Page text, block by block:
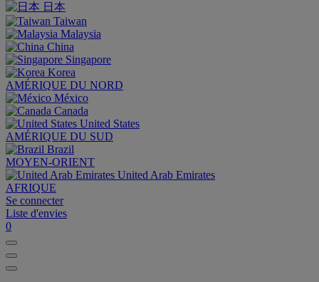
日本
Taiwan
Malaysia
China
Singapore
Korea
AMÉRIQUE DU NORD
México
Canada
United States
AMÉRIQUE DU SUD
Brazil
MOYEN-ORIENT
United Arab Emirates
AFRIQUE
Se connecter
Liste d'envies
0